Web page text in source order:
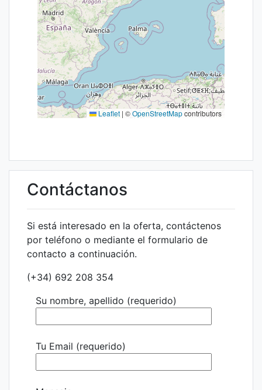
Leaflet | ©OpenStreetMapcontributors
Contáctanos
Si está interesado en la oferta, contáctenos
por teléfono o mediante el formulario de
contacto a continuación.
(+34) 692 208 354
Su nombre, apellido (requerido)
Tu Email (requerido)